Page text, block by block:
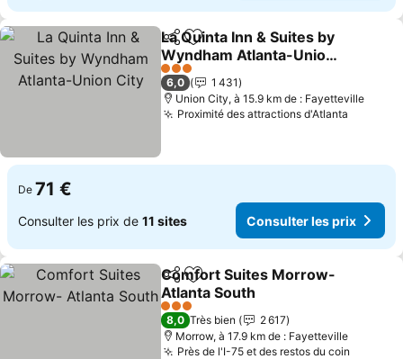
PartagerAjouter à mes favoris
La Quinta Inn & Suites by
Wyndham Atlanta-Union
City
Consulter les prix
3 Étoiles
6,0
1 431
Union City, à 15.9 km de : Fayetteville
Proximité des attractions d'Atlanta
De 71 €
Consulter les prix de 11 sites Consulter les prix
PartagerAjouter à mes favoris
Comfort Suites Morrow-
Atlanta South
Consulter les prix
3 Étoiles
8,0 Très bien
2 617
Morrow, à 17.9 km de : Fayetteville
Près de l'I-75 et des restos du coin